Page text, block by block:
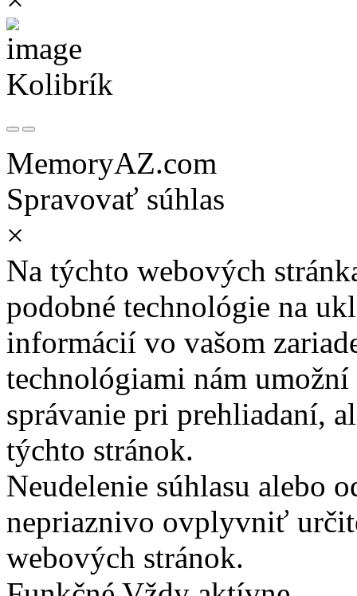
Kolibrík
MemoryAZ.com
Spravovať súhlas
×
Na týchto webových
podobné technológie na
informácií vo vašom
technológiami nám
správanie pri prehliadaní,
týchto stránok.
Neudelenie súhlasu alebo
nepriaznivo ovplyvniť
webových stránok.